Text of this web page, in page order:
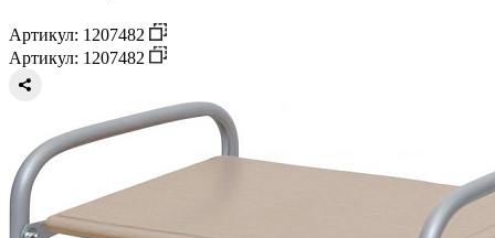
Артикул: 1207482
Артикул: 1207482